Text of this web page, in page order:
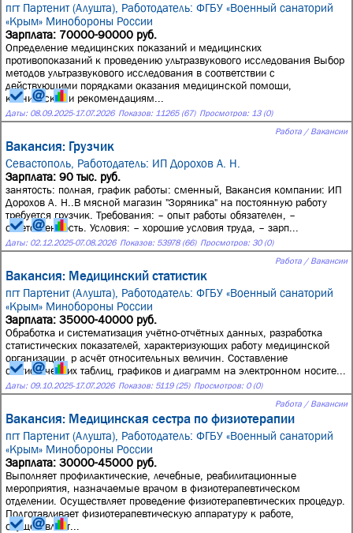
пгт Партенит (Алушта), Работодатель: ФГБУ «Военный санаторий
«Крым» Минобороны России
Зарплата: 70000-90000 руб.
Определение медицинских показаний и медицинских
противопоказаний к проведению ультразвукового исследования Выбор
методов ультразвукового исследования в соответствии с
действующими порядками оказания медицинской помощи,
клиническими рекомендациям...
Даты: 08.09.2025-17.07.2026 Показов: 11265 (67) Просмотров: 13 (0)
Работа / Вакансии
Вакансия: Грузчик
Севастополь, Работодатель: ИП Дорохов А. Н.
Зарплата: 90 тыс. руб.
занятость: полная, график работы: сменный, Вакансия компании: ИП
Дорохов А. Н..В мясной магазин "Зоряника" на постоянную работу
требуется грузчик. Требования: – опыт работы обязателен, –
ответственность. Условия: – хорошие условия труда, – зарп...
Даты: 02.12.2025-07.08.2026 Показов: 53978 (66) Просмотров: 30 (0)
Работа / Вакансии
Вакансия: Медицинский статистик
пгт Партенит (Алушта), Работодатель: ФГБУ «Военный санаторий
«Крым» Минобороны России
Зарплата: 35000-40000 руб.
Обработка и систематизация учётно-отчётных данных, разработка
статистических показателей, характеризующих работу медицинской
организации, р асчёт относительных величин. Составление
статистических таблиц, графиков и диаграмм на электронном носите...
Даты: 09.10.2025-17.07.2026 Показов: 5119 (25) Просмотров: 0 (0)
Работа / Вакансии
Вакансия: Медицинская сестра по физиотерапии
пгт Партенит (Алушта), Работодатель: ФГБУ «Военный санаторий
«Крым» Минобороны России
Зарплата: 30000-45000 руб.
Выполняет профилактические, лечебные, реабилитационные
мероприятия, назначаемые врачом в физиотерапевтическом
отделении. Осуществляет проведение физиотерапевтических процедур.
Подготавливает физиотерапевтическую аппаратуру к работе,
осуществляет...